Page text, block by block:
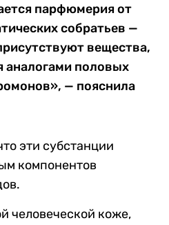
парфюмерия от
собратьев —
вещества,
аналогами половых
— пояснила
эти субстанции
компонентов
человеческой коже,